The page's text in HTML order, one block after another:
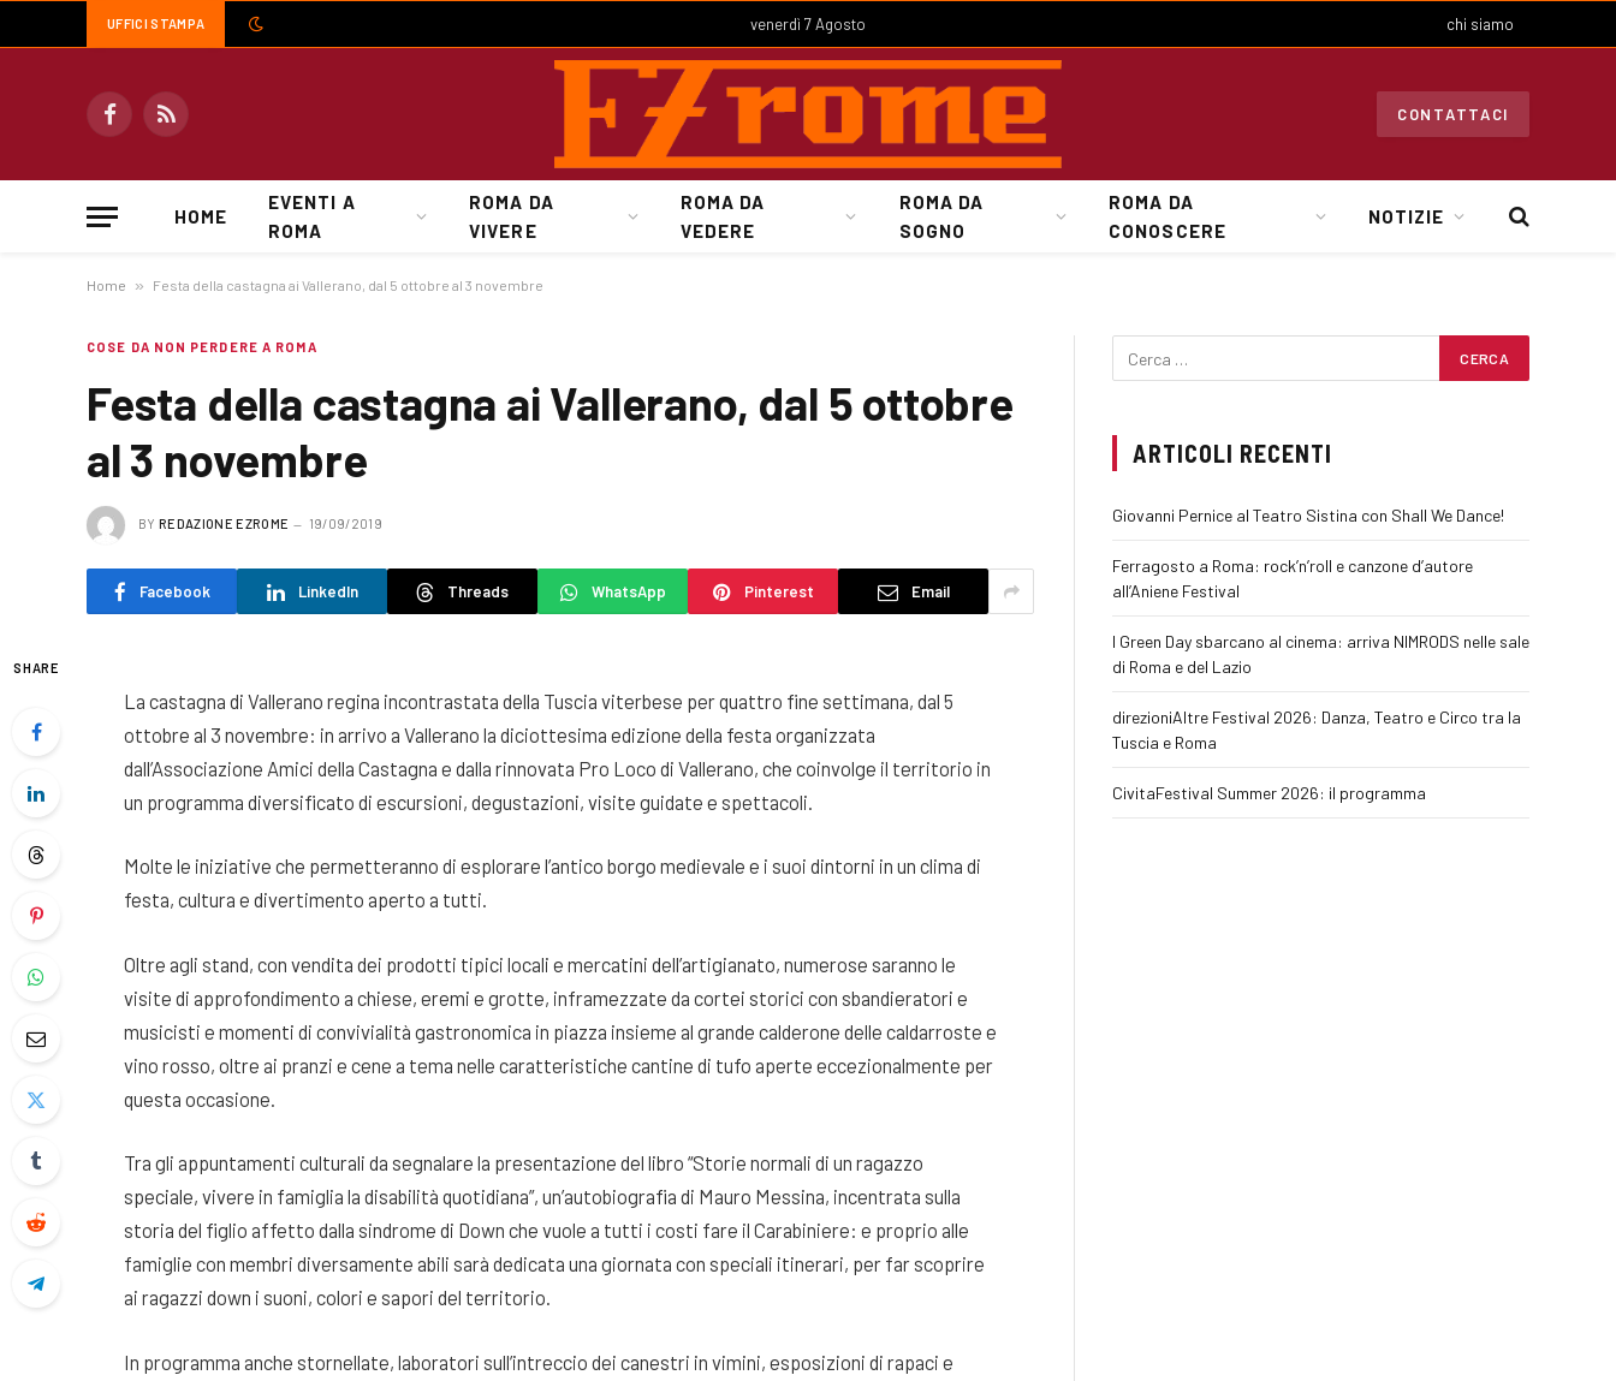
UFFICI STAMPA venerdì 7 Agosto chi siamo
FacebookRSS
CONTATTACI
HOME
EVENTI A
ROMA
ROMA DA
VIVERE
ROMA DA
VEDERE
ROMA DA
SOGNO
ROMA DA
CONOSCERE
NOTIZIE
Home » Festa della castagna ai Vallerano, dal 5 ottobre al 3 novembre
COSE DA NON PERDERE A ROMA
Festa della castagna ai Vallerano, dal 5 ottobre
al 3 novembre
BY REDAZIONE EZROME 19/09/2019
Facebook LinkedIn Threads WhatsApp Pinterest Email
SHARE
La castagna di Vallerano regina incontrastata della Tuscia viterbese per quattro fine settimana, dal 5
ottobre al 3 novembre: in arrivo a Vallerano la diciottesima edizione della festa organizzata
dall’Associazione Amici della Castagna e dalla rinnovata Pro Loco di Vallerano, che coinvolge il territorio in
un programma diversificato di escursioni, degustazioni, visite guidate e spettacoli.
Molte le iniziative che permetteranno di esplorare l’antico borgo medievale e i suoi dintorni in un clima di
festa, cultura e divertimento aperto a tutti.
Oltre agli stand, con vendita dei prodotti tipici locali e mercatini dell’artigianato, numerose saranno le
visite di approfondimento a chiese, eremi e grotte, inframezzate da cortei storici con sbandieratori e
musicisti e momenti di convivialità gastronomica in piazza insieme al grande calderone delle caldarroste e
vino rosso, oltre ai pranzi e cene a tema nelle caratteristiche cantine di tufo aperte eccezionalmente per
questa occasione.
Tra gli appuntamenti culturali da segnalare la presentazione del libro “Storie normali di un ragazzo
speciale, vivere in famiglia la disabilità quotidiana”, un’autobiografia di Mauro Messina, incentrata sulla
storia del figlio affetto dalla sindrome di Down che vuole a tutti i costi fare il Carabiniere: e proprio alle
famiglie con membri diversamente abili sarà dedicata una giornata con speciali itinerari, per far scoprire
ai ragazzi down i suoni, colori e sapori del territorio.
In programma anche stornellate, laboratori sull’intreccio dei canestri in vimini, esposizioni di rapaci e
ARTICOLI RECENTI
Giovanni Pernice al Teatro Sistina con Shall We Dance!
Ferragosto a Roma: rock’n’roll e canzone d’autore
all’Aniene Festival
I Green Day sbarcano al cinema: arriva NIMRODS nelle sale
di Roma e del Lazio
direzioniAltre Festival 2026: Danza, Teatro e Circo tra la
Tuscia e Roma
CivitaFestival Summer 2026: il programma